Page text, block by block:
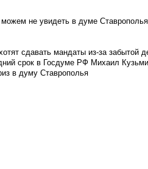
не увидеть в думе
сдавать мандаты из-за забытой
срок в Госдуме РФ Михаил
в думу Ставрополья